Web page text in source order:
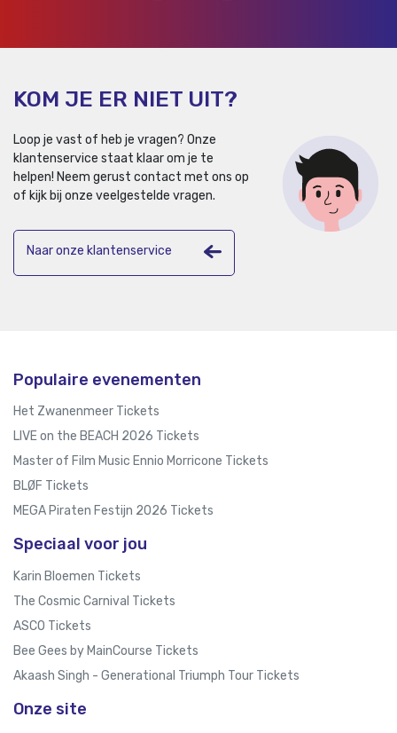
KOM JE ER NIET UIT?
Loop je vast of heb je vragen? Onze
klantenservice staat klaar om je te
helpen! Neem gerust contact met ons op
of kijk bij onze veelgestelde vragen.
Naar onze klantenservice
Populaire evenementen
Het Zwanenmeer Tickets
LIVE on the BEACH 2026 Tickets
Master of Film Music Ennio Morricone Tickets
BLØF Tickets
MEGA Piraten Festijn 2026 Tickets
Speciaal voor jou
Karin Bloemen Tickets
The Cosmic Carnival Tickets
ASCO Tickets
Bee Gees by MainCourse Tickets
Akaash Singh - Generational Triumph Tour Tickets
Onze site